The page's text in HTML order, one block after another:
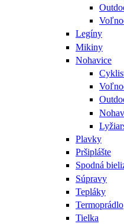
Legíny
Mikiny
Nohavice
Plavky
Pršiplášte
Spodná
Súpravy
Tepláky
Termoprádlo
Tielka